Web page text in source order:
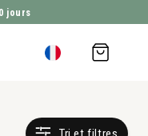
CONTENU
jours
Panier
d'achat